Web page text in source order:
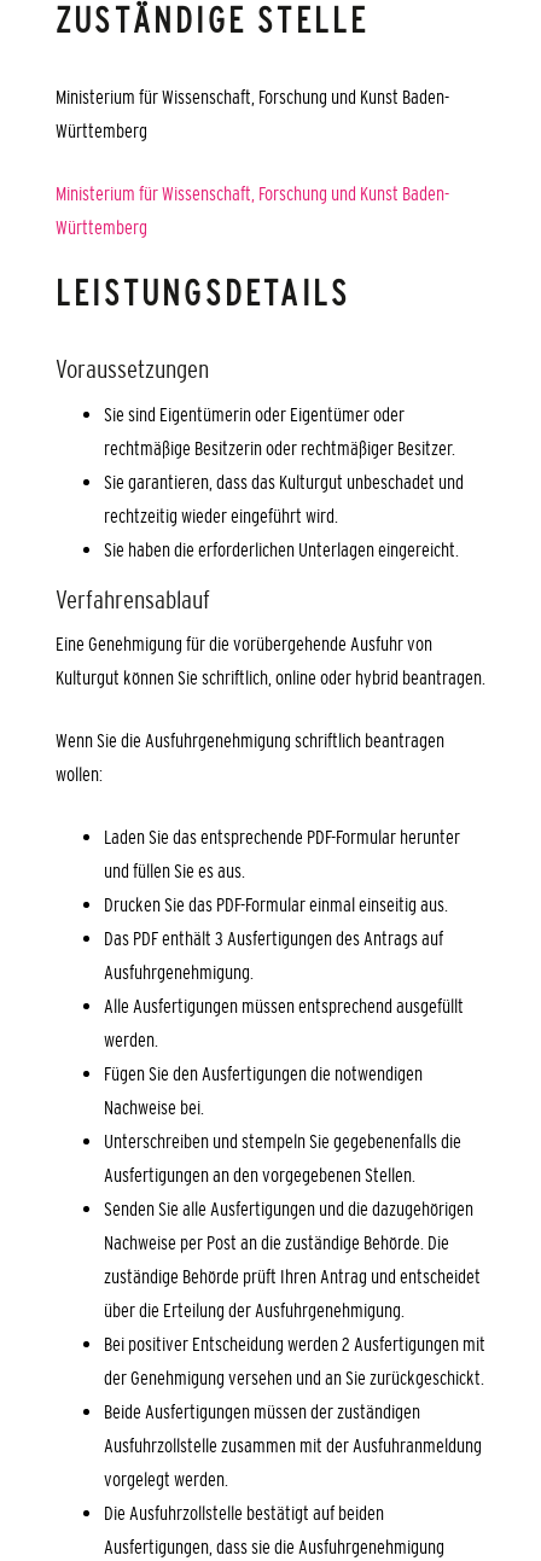
ZUSTÄNDIGE STELLE
Ministerium für Wissenschaft, Forschung und Kunst Baden-
Württemberg
Ministerium für Wissenschaft, Forschung und Kunst Baden-
Württemberg
LEISTUNGSDETAILS
Voraussetzungen
Sie sind Eigentümerin oder Eigentümer oder
rechtmäßige Besitzerin oder rechtmäßiger Besitzer.
Sie garantieren, dass das Kulturgut unbeschadet und
rechtzeitig wieder eingeführt wird.
Sie haben die erforderlichen Unterlagen eingereicht.
Verfahrensablauf
Eine Genehmigung für die vorübergehende Ausfuhr von
Kulturgut können Sie schriftlich, online oder hybrid beantragen.
Wenn Sie die Ausfuhrgenehmigung schriftlich beantragen
wollen:
Laden Sie das entsprechende PDF-Formular herunter
und füllen Sie es aus.
Drucken Sie das PDF-Formular einmal einseitig aus.
Das PDF enthält 3 Ausfertigungen des Antrags auf
Ausfuhrgenehmigung.
Alle Ausfertigungen müssen entsprechend ausgefüllt
werden.
Fügen Sie den Ausfertigungen die notwendigen
Nachweise bei.
Unterschreiben und stempeln Sie gegebenenfalls die
Ausfertigungen an den vorgegebenen Stellen.
Senden Sie alle Ausfertigungen und die dazugehörigen
Nachweise per Post an die zuständige Behörde. Die
zuständige Behörde prüft Ihren Antrag und entscheidet
über die Erteilung der Ausfuhrgenehmigung.
Bei positiver Entscheidung werden 2 Ausfertigungen mit
der Genehmigung versehen und an Sie zurückgeschickt.
Beide Ausfertigungen müssen der zuständigen
Ausfuhrzollstelle zusammen mit der Ausfuhranmeldung
vorgelegt werden.
Die Ausfuhrzollstelle bestätigt auf beiden
Ausfertigungen, dass sie die Ausfuhrgenehmigung